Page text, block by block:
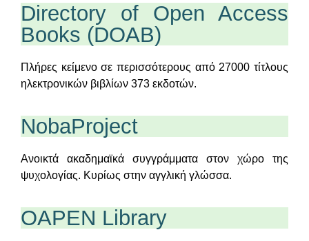
Directory of Open Access
Books (DOAB)
Πλήρες κείμενο σε περισσότερους από 27000 τίτλους
ηλεκτρονικών βιβλίων 373 εκδοτών.
NobaProject
Ανοικτά ακαδημαϊκά συγγράμματα στον χώρο της
ψυχολογίας. Κυρίως στην αγγλική γλώσσα.
OAPEN Library